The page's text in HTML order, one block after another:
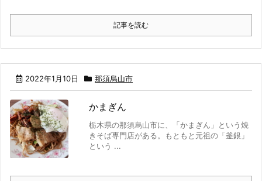
記事を読む
2022年1月10日 那須烏山市
かまぎん
栃木県の那須烏山市に、「かまぎん」という焼
きそば専門店がある。もともと元祖の「釜銀」
という ...